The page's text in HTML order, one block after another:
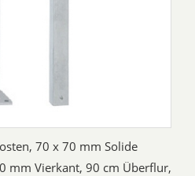
70 x 70 mm Solide
mm Vierkant, 90 cm Überflur,